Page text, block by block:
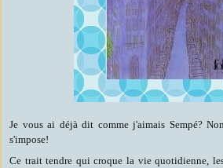
Je vous ai déjà dit comme j'aimais Sempé?
s'impose!
Ce trait tendre qui croque la vie quotidienne,